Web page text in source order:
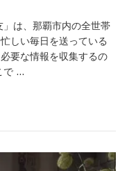
は、那覇市内の全世帯
しい毎日を送っている
要な情報を収集するの
で …